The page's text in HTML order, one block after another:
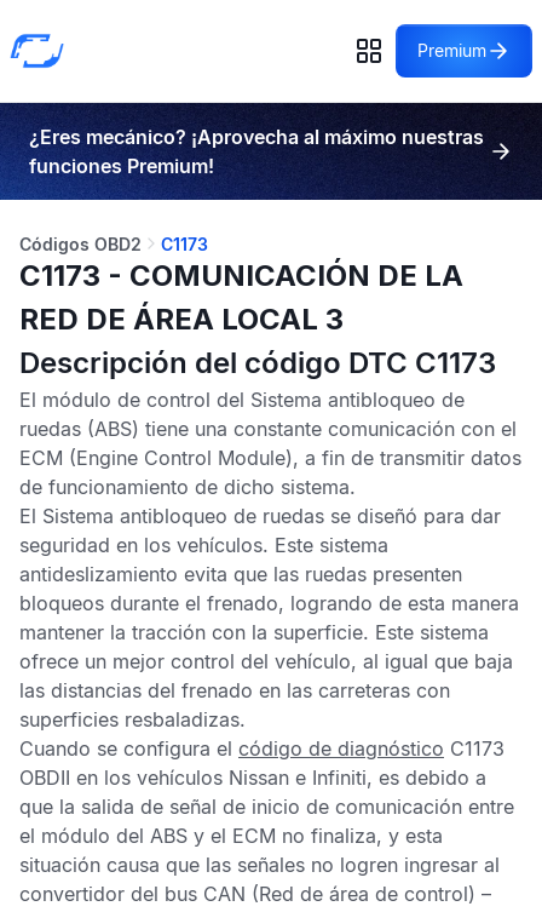
Premium
¿Eres mecánico? ¡Aprovecha al máximo nuestras
funciones Premium!
Códigos OBD2 C1173
C1173 - COMUNICACIÓN DE LA
RED DE ÁREA LOCAL 3
Descripción del código DTC C1173
El módulo de control del Sistema antibloqueo de
ruedas (ABS) tiene una constante comunicación con el
ECM (Engine Control Module), a fin de transmitir datos
de funcionamiento de dicho sistema.
El Sistema antibloqueo de ruedas se diseñó para dar
seguridad en los vehículos. Este sistema
antideslizamiento evita que las ruedas presenten
bloqueos durante el frenado, logrando de esta manera
mantener la tracción con la superficie. Este sistema
ofrece un mejor control del vehículo, al igual que baja
las distancias del frenado en las carreteras con
superficies resbaladizas.
Cuando se configura el código de diagnóstico C1173
OBDII en los vehículos Nissan e Infiniti, es debido a
que la salida de señal de inicio de comunicación entre
el módulo del ABS y el ECM no finaliza, y esta
situación causa que las señales no logren ingresar al
convertidor del bus CAN (Red de área de control) –